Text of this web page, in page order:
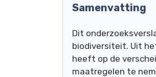
Samenvatting
Dit
biodiversiteit. Uit
heeft op de
maatregelen te